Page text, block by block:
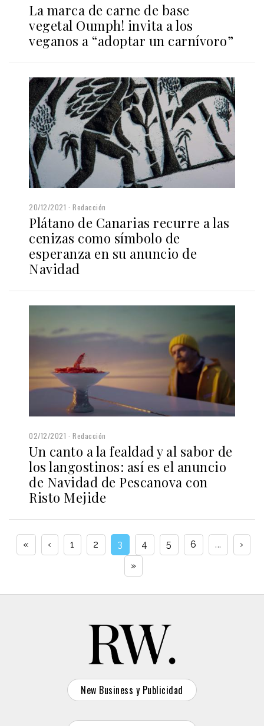
La marca de carne de base
vegetal Oumph! invita a los
veganos a “adoptar un carnívoro”
20/12/2021 Redacción
Plátano de Canarias recurre a las
cenizas como símbolo de
esperanza en su anuncio de
Navidad
02/12/2021 Redacción
Un canto a la fealdad y al sabor de
los langostinos: así es el anuncio
de Navidad de Pescanova con
Risto Mejide
« ‹ 1 2 3 4 5 6 ...
›
»
New Business y Publicidad